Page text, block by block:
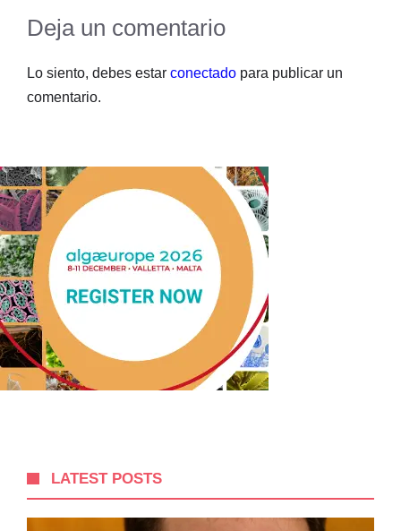
Deja un comentario
Lo siento, debes estar conectado para publicar un
comentario.
LATEST POSTS